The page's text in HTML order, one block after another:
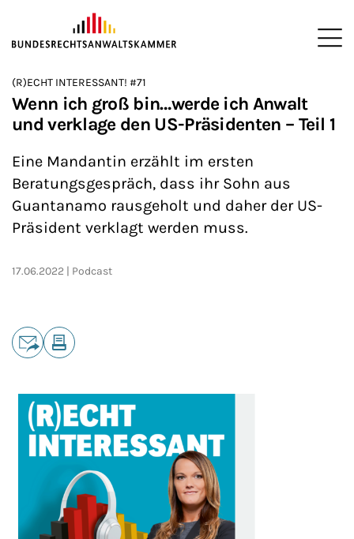
ZUM HAUPTINHALT SPRINGEN
Sie befinden sich hier:
>
Startseite
>
Newsroom
>
(R)ECHT INTERESSANT! #71
Wenn ich groß bin…werde ich Anwalt
und verklage den US-Präsidenten – Teil 1
Eine Mandantin erzählt im ersten
Beratungsgespräch, dass ihr Sohn aus
Guantanamo rausgeholt und daher der US-
Präsident verklagt werden muss.
17.06.2022 Podcast
Teilen